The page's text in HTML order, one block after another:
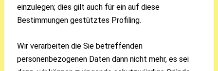
einzulegen; dies gilt auch für ein auf diese
Bestimmungen gestütztes Profiling.
Wir verarbeiten die Sie betreffenden
personenbezogenen Daten dann nicht mehr, es sei